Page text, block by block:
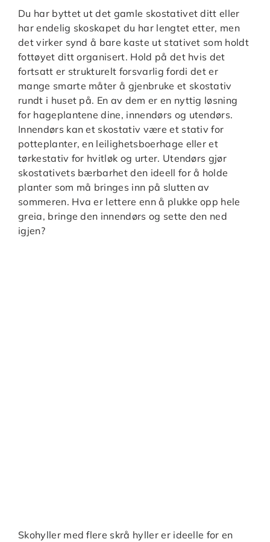
Du har byttet ut det gamle skostativet ditt eller
har endelig skoskapet du har lengtet etter, men
det virker synd å bare kaste ut stativet som holdt
fottøyet ditt organisert. Hold på det hvis det
fortsatt er strukturelt forsvarlig fordi det er
mange smarte måter å gjenbruke et skostativ
rundt i huset på. En av dem er en nyttig løsning
for hageplantene dine, innendørs og utendørs.
Innendørs kan et skostativ være et stativ for
potteplanter, en leilighetsboerhage eller et
tørkestativ for hvitløk og urter. Utendørs gjør
skostativets bærbarhet den ideell for å holde
planter som må bringes inn på slutten av
sommeren. Hva er lettere enn å plukke opp hele
greia, bringe den innendørs og sette den ned
igjen?
Skohyller med flere skrå hyller er ideelle for en